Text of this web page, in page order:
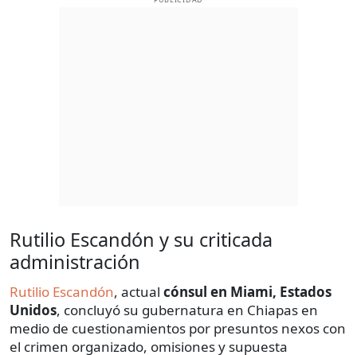
Rutilio Escandón y su criticada
administración
Rutilio Escandón, actual cónsul en Miami, Estados
Unidos, concluyó su gubernatura en Chiapas en
medio de cuestionamientos por presuntos nexos con
el crimen organizado, omisiones y supuesta